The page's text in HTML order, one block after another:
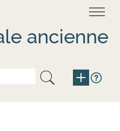
ancienne